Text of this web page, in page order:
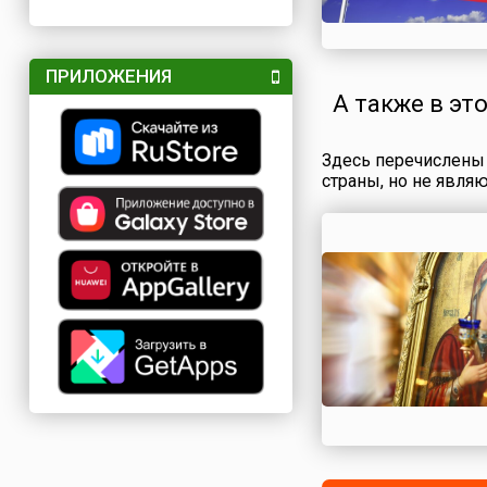
ПРИЛОЖЕНИЯ
А также в
Здесь
страны, но не